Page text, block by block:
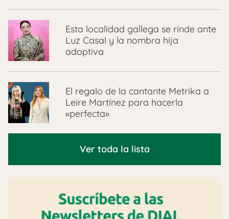
Esta localidad gallega se rinde ante
Luz Casal y la nombra hija
adoptiva
El regalo de la cantante Metrika a
Leire Martínez para hacerla
«perfecta»
Ver toda la lista